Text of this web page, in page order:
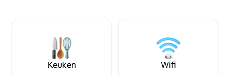
natuurlijke habitat. In de buurt vind je
wandel- en ATV-paden, schilderachtige
winkels, historische
bezienswaardigheden, theaters,
wandelpaden,
bekijken van
geweldig
Keuken Wifi